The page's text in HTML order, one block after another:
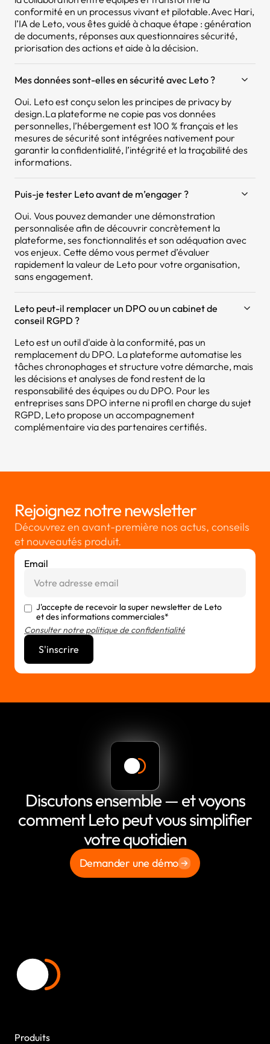
conformité en un processus vivant et pilotable.Avec Hari,
l’IA de Leto, vous êtes guidé à chaque étape : génération
de documents, réponses aux questionnaires sécurité,
priorisation des actions et aide à la décision.
Mes données sont-elles en sécurité avec Leto ?
Oui. Leto est conçu selon les principes de privacy by
design.La plateforme ne copie pas vos données
personnelles, l’hébergement est 100 % français et les
mesures de sécurité sont intégrées nativement pour
garantir la confidentialité, l’intégrité et la traçabilité des
informations.
Puis-je tester Leto avant de m’engager ?
Oui. Vous pouvez demander une démonstration
personnalisée afin de découvrir concrètement la
plateforme, ses fonctionnalités et son adéquation avec
vos enjeux. Cette démo vous permet d’évaluer
rapidement la valeur de Leto pour votre organisation,
sans engagement.
Leto peut-il remplacer un DPO ou un cabinet de
conseil RGPD ?
Leto est un outil d'aide à la conformité, pas un
remplacement du DPO. La plateforme automatise les
tâches chronophages et structure votre démarche, mais
les décisions et analyses de fond restent de la
responsabilité des équipes ou du DPO. Pour les
entreprises sans DPO interne ni profil en charge du sujet
RGPD, Leto propose un accompagnement
complémentaire via des partenaires certifiés.
Rejoignez notre newsletter
Découvrez en avant-première nos actus, conseils
et nouveautés produit.
Email
J'accepte de recevoir la super newsletter de Leto
et des informations commerciales*
Consulter notre politique de confidentialité
Discutons ensemble — et voyons
comment Leto peut vous simplifier
votre quotidien
Demander une démo
Produits